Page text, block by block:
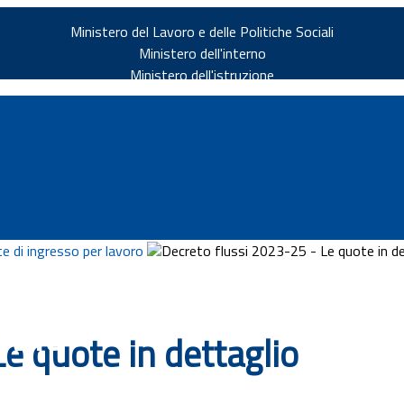
Ministero del Lavoro e delle Politiche Sociali
Ministero dell'interno
Ministero dell'istruzione
di ingresso per lavoro Decreto flussi 2023-25 - Le quote in
quote in dettaglio